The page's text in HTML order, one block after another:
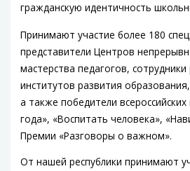
гражданскую идентичность
Принимают участие более 180
представители Центров
мастерства педагогов,
институтов развития
а также победители
года», «Воспитать человека»,
Премии «Разговоры о важном».
От нашей республики принимают